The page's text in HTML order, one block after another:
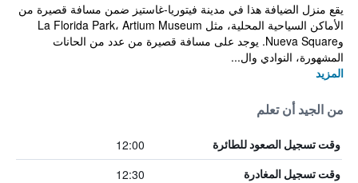
يقع منزل الضيافة هذا في مدينة فيتوريا-غاستيز ضمن مسافة قصيرة من
الأماكن السياحية المحلية، مثل La Florida Park، Artium Museum
وNueva Square. يوجد على مسافة قصيرة من عدد من الحانات
المشهورة، النوادي وال...
المزيد
من الجيد أن تعلم
وقت تسجيل الصعود للطائرة 12:00
وقت تسجيل المغادرة 12:30